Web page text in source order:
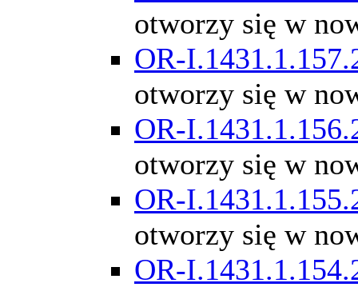
otworzy się w
OR-
otworzy się w
OR-
otworzy się w
OR-
otworzy się w
OR-